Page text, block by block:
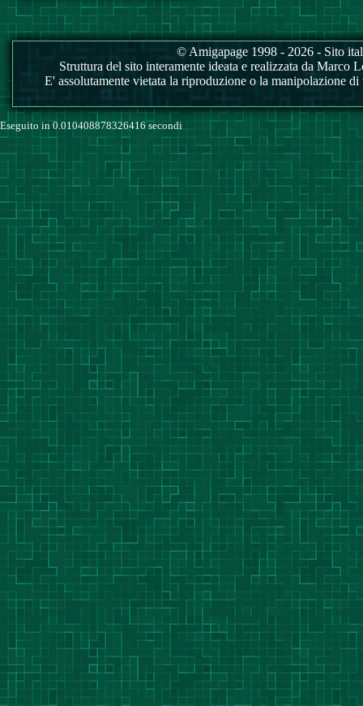
© Amigapage 1998 - 2026 - Sito
Struttura del sito interamente ideata e realizzata da
E' assolutamente vietata la riproduzione o la manipolazione
Eseguito in 0.010408878326416 secondi